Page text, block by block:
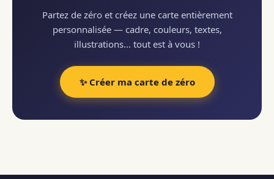
Partez de zéro et créez une carte entièrement
personnalisée — cadre, couleurs, textes,
illustrations… tout est à vous !
✨ Créer ma carte de zéro